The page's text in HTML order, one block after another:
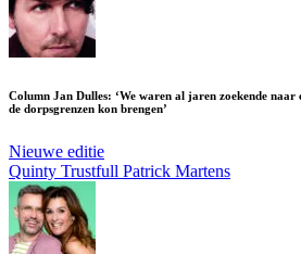
Column Jan Dulles: ‘We waren al jaren zoekende naar
de dorpsgrenzen kon brengen’
Nieuwe editie
Quinty Trustfull Patrick Martens